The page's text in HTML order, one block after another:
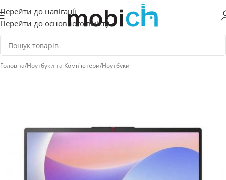
Перейти до навігації
Перейти до основного вмісту
Головна/Ноутбуки та Комп'ютери/Ноутбуки